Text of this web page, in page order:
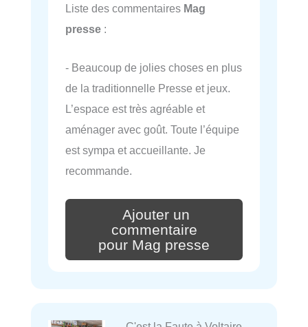
Liste des commentaires Mag
presse :
- Beaucoup de jolies choses en plus
de la traditionnelle Presse et jeux.
L’espace est très agréable et
aménager avec goût. Toute l’équipe
est sympa et accueillante. Je
recommande.
Ajouter un
commentaire
pour Mag presse